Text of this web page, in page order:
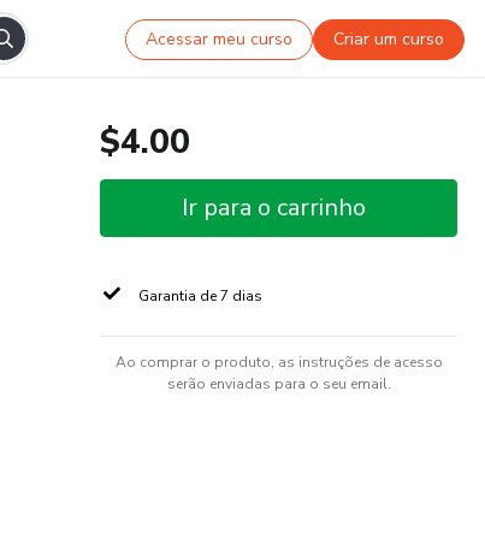
Acessar meu curso Criar um curso
$4.00
Ir para o carrinho
Garantia de 7 dias
Ao comprar o produto, as instruções de acesso
serão enviadas para o seu email.